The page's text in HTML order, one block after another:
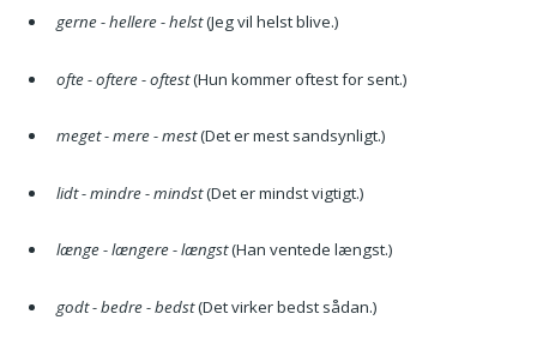
gerne - hellere - helst(Jeg vil helst blive.)
ofte - oftere - oftest(Hun kommer oftest for sent.)
meget - mere - mest(Det er mest sandsynligt.)
lidt - mindre - mindst(Det er mindst vigtigt.)
længe - længere - længst(Han ventede længst.)
godt - bedre - bedst(Det virker bedst sådan.)